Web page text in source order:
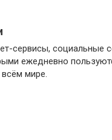
сервисы, социальные
ежедневно
мире.